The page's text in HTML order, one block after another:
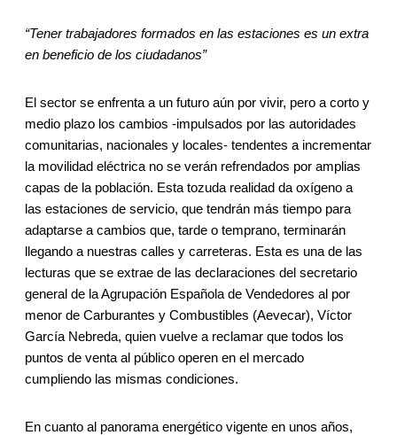
“Tener trabajadores formados en las estaciones es un extra
en beneficio de los ciudadanos”
El sector se enfrenta a un futuro aún por vivir, pero a corto y
medio plazo los cambios -impulsados por las autoridades
comunitarias, nacionales y locales- tendentes a incrementar
la movilidad eléctrica no se verán refrendados por amplias
capas de la población. Esta tozuda realidad da oxígeno a
las estaciones de servicio, que tendrán más tiempo para
adaptarse a cambios que, tarde o temprano, terminarán
llegando a nuestras calles y carreteras. Esta es una de las
lecturas que se extrae de las declaraciones del secretario
general de la Agrupación Española de Vendedores al por
menor de Carburantes y Combustibles (Aevecar), Víctor
García Nebreda, quien vuelve a reclamar que todos los
puntos de venta al público operen en el mercado
cumpliendo las mismas condiciones.
En cuanto al panorama energético vigente en unos años,